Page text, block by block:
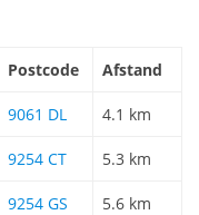
Postcode Afstand
9061 DL 4.1 km
9254 CT 5.3 km
9254 GS 5.6 km